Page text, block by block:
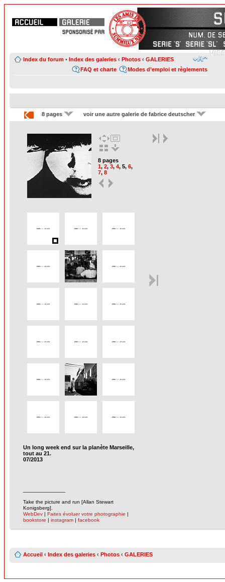
Index du forum • Index des galeries ‹ Photos ‹ GALERIES
Modes d’emploi et règlements
FAQ et charte
8 pages voir une autre galerie de fabrice deutscher
8 pages
1, 2, 3, 4, 5, 6,
7, 8
Un long week end sur la planète Marseille,
tout au 21.
07/2013
Take the picture and run [Allan Stewart
Konigsberg].
WebDev | Faites évoluer votre photographie |
bookstore | instagram | facebook
Accueil ‹ Index des galeries ‹ Photos ‹ GALERIES